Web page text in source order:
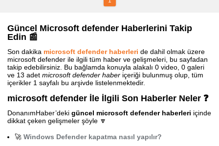
Güncel Microsoft defender Haberlerini Takip
Edin 📰
Son dakika microsoft defender haberleri de dahil olmak üzere
microsoft defender ile ilgili tüm haber ve gelişmeleri, bu sayfadan
takip edebilirsiniz. Bu bağlamda konuyla alakalı 0 video, 0 galeri
ve 13 adet microsoft defender haber içeriği bulunmuş olup, tüm
içerikler 1 sayfalı bu arşivde listelenmektedir.
microsoft defender İle İlgili Son Haberler Neler ❓
DonanımHaber’deki güncel microsoft defender haberleri içinde
dikkat çeken gelişmeler şöyle 🔽
🚀 Windows Defender kapatma nasıl yapılır?